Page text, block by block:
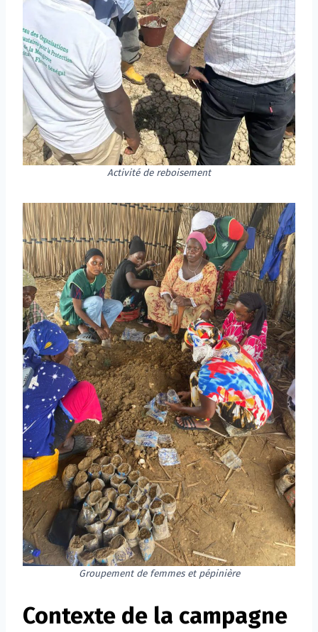
Activité de reboisement
Groupement de femmes et pépinière
Contexte de la campagne